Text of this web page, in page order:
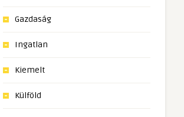
Gazdaság
Ingatlan
Kiemelt
Külföld